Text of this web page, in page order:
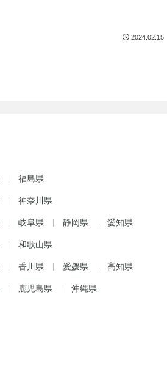
2024.02.15
福島県
神奈川県
岐阜県 静岡県 愛知県
和歌山県
香川県 愛媛県 高知県
鹿児島県 沖縄県